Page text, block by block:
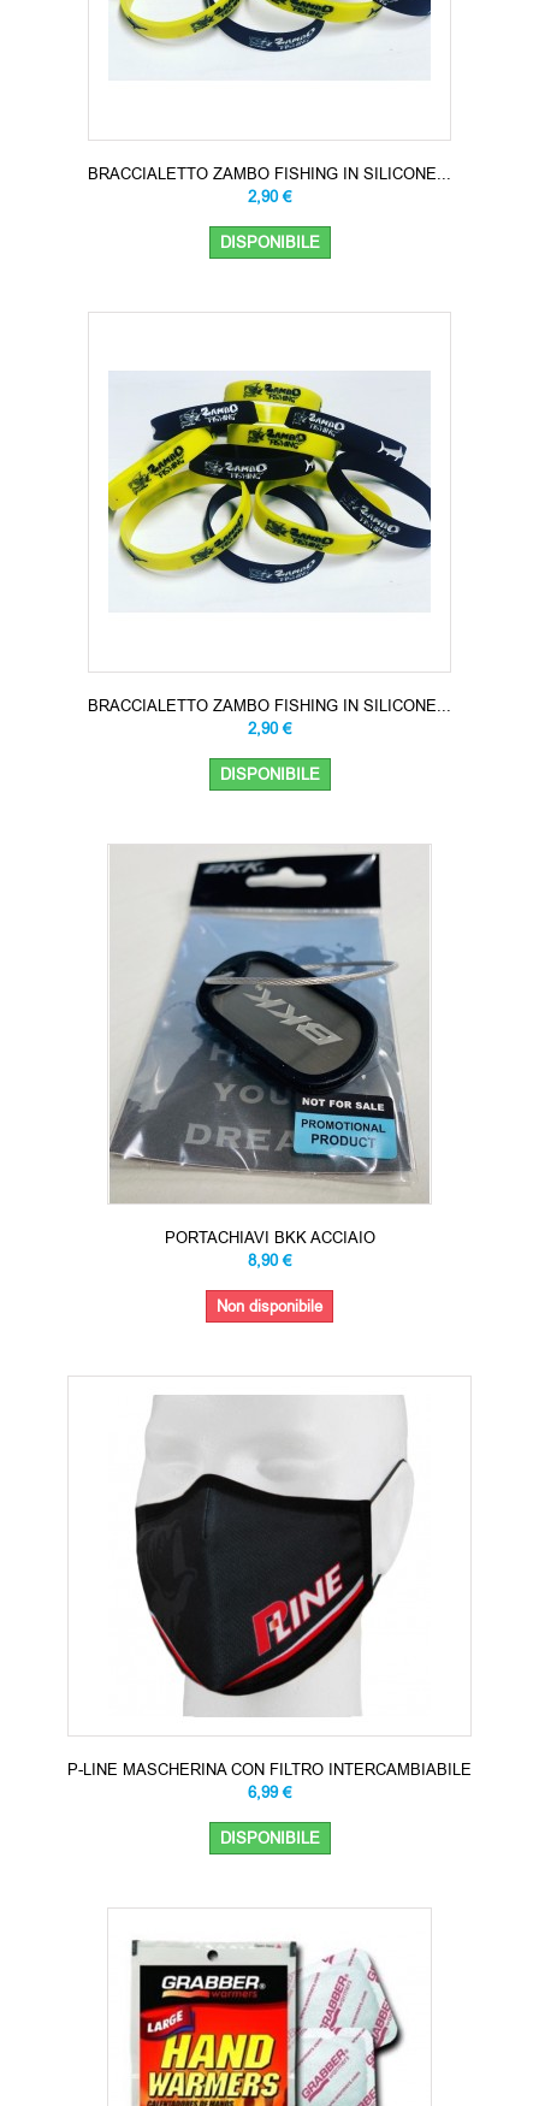
BRACCIALETTO ZAMBO FISHING IN SILICONE...
2,90 €
DISPONIBILE
BRACCIALETTO ZAMBO FISHING IN SILICONE...
2,90 €
DISPONIBILE
PORTACHIAVI BKK ACCIAIO
8,90 €
Non disponibile
P-LINE MASCHERINA CON FILTRO INTERCAMBIABILE
6,99 €
DISPONIBILE